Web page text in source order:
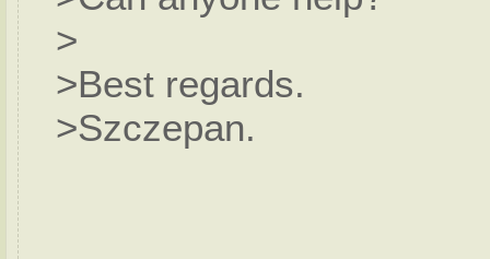
>
>Best regards.
>Szczepan.